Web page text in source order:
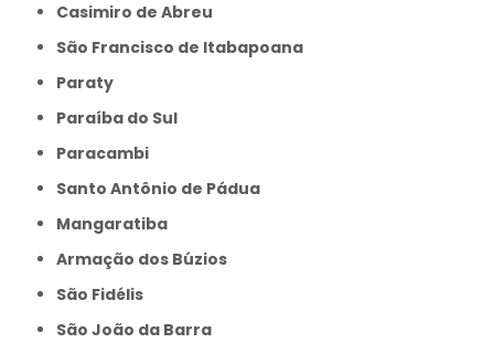
Casimiro de Abreu
São Francisco de Itabapoana
Paraty
Paraíba do Sul
Paracambi
Santo Antônio de Pádua
Mangaratiba
Armação dos Búzios
São Fidélis
São João da Barra